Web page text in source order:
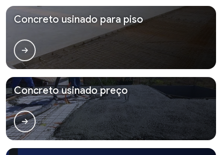
Concreto usinado para piso
Concreto usinado preço